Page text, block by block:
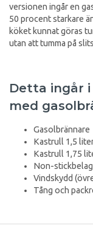
versionen ingår en
50 procent starkare
köket kunnat göras
utan att tumma på
Detta ingår i
med
Gasolbrännare
Kastrull 1,5
Kastrull 1,75
Non-
Vindskydd
Tång och